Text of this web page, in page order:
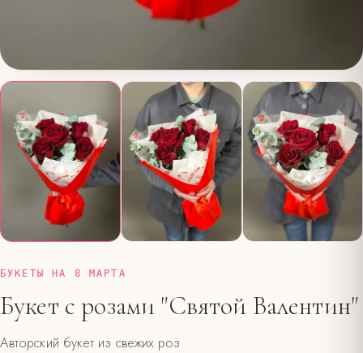
БУКЕТЫ НА 8 МАРТА
Букет с розами "Святой Валентин"
Авторский букет из свежих роз